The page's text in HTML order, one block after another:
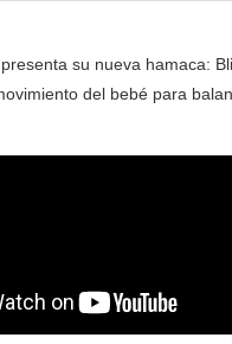
su nueva hamaca:
del bebé para